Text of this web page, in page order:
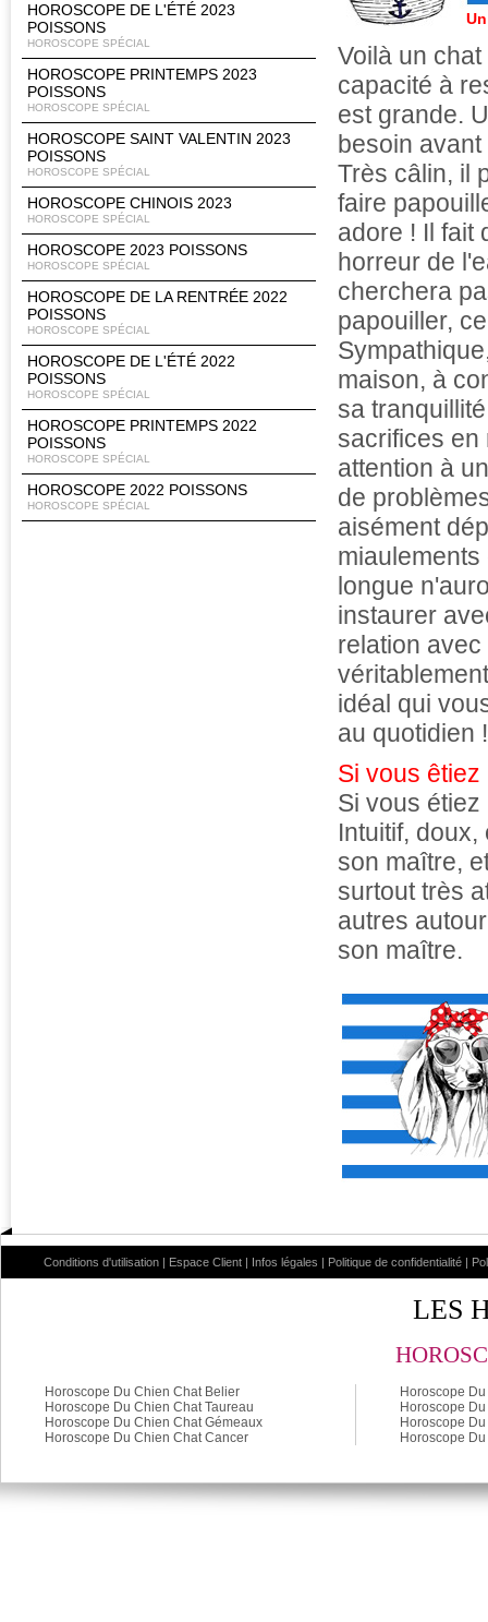
HOROSCOPE DE L'ÉTÉ 2023
POISSONS
HOROSCOPE SPÉCIAL
HOROSCOPE PRINTEMPS 2023
POISSONS
HOROSCOPE SPÉCIAL
HOROSCOPE SAINT VALENTIN 2023
POISSONS
HOROSCOPE SPÉCIAL
HOROSCOPE CHINOIS 2023
HOROSCOPE SPÉCIAL
HOROSCOPE 2023 POISSONS
HOROSCOPE SPÉCIAL
HOROSCOPE DE LA RENTRÉE 2022
POISSONS
HOROSCOPE SPÉCIAL
HOROSCOPE DE L'ÉTÉ 2022
POISSONS
HOROSCOPE SPÉCIAL
HOROSCOPE PRINTEMPS 2022
POISSONS
HOROSCOPE SPÉCIAL
HOROSCOPE 2022 POISSONS
HOROSCOPE SPÉCIAL
Voilà un
capacité à
est grande.
besoin
Très câlin, il
faire
adore ! Il fait
horreur de
cherchera
papouiller,
maison, à
sa
sacrifices en
attention à
de
aisément
longue
instaurer
relation
idéal qui
au quotidien !
Si vous êtiez
Si vous
Intuitif,
son maître,
surtout très
autres
son maître.
Conditions d'utilisation | Espace Client | Infos légales | Politique de confidentialité |
LES
Horoscope Du Chien Chat Belier
Horoscope Du Chien Chat Taureau
Horoscope Du Chien Chat Gémeaux
Horoscope Du Chien Chat Cancer
Horoscope
Horoscope
Horoscope
Horoscope